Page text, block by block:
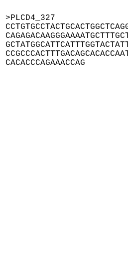
>PLCD4_327
CACACCCAGAAACCAG